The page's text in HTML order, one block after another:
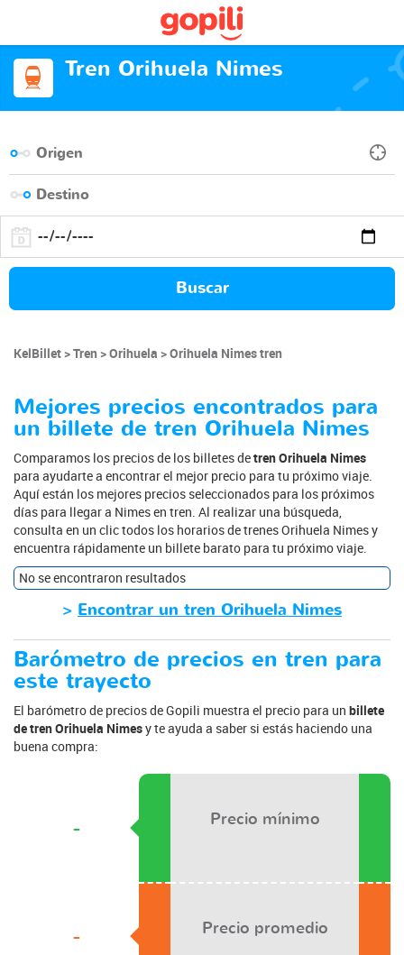
Tren Orihuela Nimes
Buscar
KelBillet Tren Orihuela Orihuela Nimes tren
Mejores precios encontrados para
un billete de tren Orihuela Nimes
Comparamos los precios de los billetes detren Orihuela Nimes
para ayudarte a encontrar el mejor precio para tu próximo viaje.
Aquí están los mejores precios seleccionados para los próximos
días para llegar a Nimes en tren. Al realizar una búsqueda,
consulta en un clic todos los horarios de trenes Orihuela Nimes y
encuentra rápidamente un billete barato para tu próximo viaje.
No se encontraron resultados
> Encontrar un tren Orihuela Nimes
Barómetro de precios en tren para
este trayecto
El barómetro de precios de Gopili muestra el precio para un billete
de tren Orihuela Nimesy te ayuda a saber si estás haciendo una
buena compra:
-
-
Precio mínimo
Precio promedio